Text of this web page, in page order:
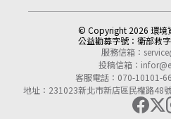
© Copyright 2026 環境
公益勸募字號： 衛部救
服務信箱：
投稿信箱：
客服電話：070-10101-
地址：231023新北市新店區民權路48